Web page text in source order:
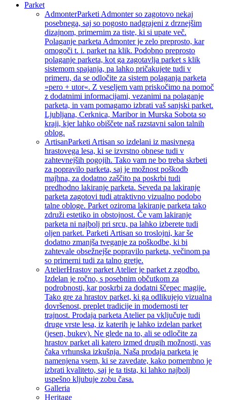
Parket
AdmonterParketi Admonter so zagotovo nekaj
posebnega, saj so pogosto nadgrajeni z drznejšim
dizajnom, primernim za tiste, ki si upate več.
Polaganje parketa Admonter je zelo preprosto, kar
omogoči t. i. parket na klik. Podobno preprosto
polaganje parketa, kot ga zagotavlja parket s klik
sistemom spajanja, pa lahko pričakujete tudi v
primeru, da se odločite za sistem polaganja parketa
»pero + utor«. Z veseljem vam priskočimo na pomoč
z dodatnimi informacijami, vezanimi na polaganje
parketa, in vam pomagamo izbrati vaš sanjski parket.
Ljubljana, Cerknica, Maribor in Murska Sobota so
kraji, kjer lahko obiščete naš razstavni salon talnih
oblog.
ArtisanParketi Artisan so izdelani iz masivnega
hrastovega lesa, ki se izvrstno obnese tudi v
zahtevnejših pogojih. Tako vam ne bo treba skrbeti
za popravilo parketa, saj je možnost poškodb
majhna, za dodatno zaščito pa poskrbi tudi
predhodno lakiranje parketa. Seveda pa lakiranje
parketa zagotovi tudi atraktivno vizualno podobo
talne obloge. Parket oziroma lakiranje parketa tako
združi estetiko in obstojnost. Če vam lakiranje
parketa ni najbolj pri srcu, pa lahko izberete tudi
oljen parket. Parketi Artisan so troslojni, kar še
dodatno zmanjša tveganje za poškodbe, ki bi
zahtevale obsežnejše popravilo parketa, večinom pa
so primerni tudi za talno gretje.
AtelierHrastov parket Atelier je parket z zgodbo.
Izdelan je ročno, s posebnim občutkom za
podrobnosti, kar poskrbi za dodatni ščepec magije.
Tako gre za hrastov parket, ki ga odlikujejo vizualna
dovršenost, preplet tradicije in modernosti ter
trajnost. Prodaja parketa Atelier pa vključuje tudi
druge vrste lesa, iz katerih je lahko izdelan parket
(jesen, bukev). Ne glede na to, ali se odločite za
hrastov parket ali katero izmed drugih možnosti, vas
čaka vrhunska izkušnja. Naša prodaja parketa je
namenjena vsem, ki se zavedate, kako pomembno je
izbrati kvaliteto, saj je ta tista, ki lahko najbolj
uspešno kljubuje zobu časa.
Galleria
Heritage